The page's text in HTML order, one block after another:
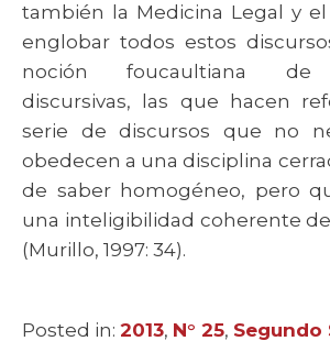
también la Medicina Legal y el
englobar todos estos
noción foucaultiana de
discursivas, las que hacen
serie de discursos que no
obedecen a una disciplina
de saber homogéneo, pero
una inteligibilidad coherente
(Murillo, 1997: 34).
Posted in: Categories
2013, N° 25, Segundo